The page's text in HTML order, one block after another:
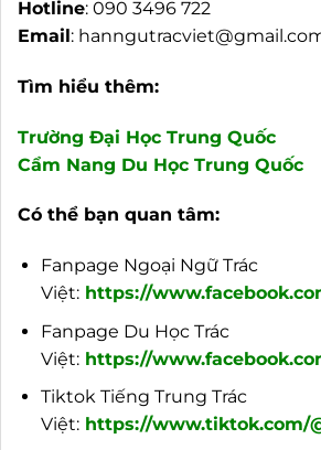
Hotline: 090 3496 722
Email:
Tìm hiểu thêm:
Trường Đại Học Trung Quốc
Cẩm Nang Du Học Trung Quốc
Có thể bạn quan tâm:
Fanpage Ngoại Ngữ Trác
Việt: https://
Fanpage Du Học Trác
Việt: https://
Tiktok Tiếng Trung Trác
Việt: https://www.tiktok.com/